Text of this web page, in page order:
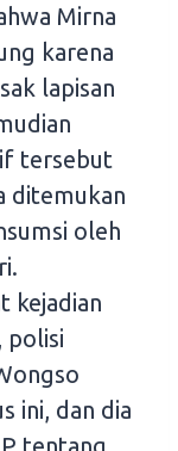
Mirna
karena
lapisan
tersebut
ditemukan
oleh
kejadian
polisi
ini, dan dia
tentang